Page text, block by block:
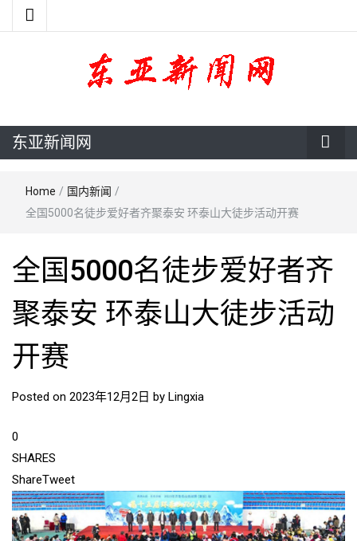
东亚新闻网
东亚新闻网
Home / 国内新闻 /
全国5000名徒步爱好者齐聚泰安 环泰山大徒步活动开赛
全国5000名徒步爱好者齐
聚泰安 环泰山大徒步活动
开赛
Posted on 2023年12月2日 by Lingxia
0
SHARES
ShareTweet